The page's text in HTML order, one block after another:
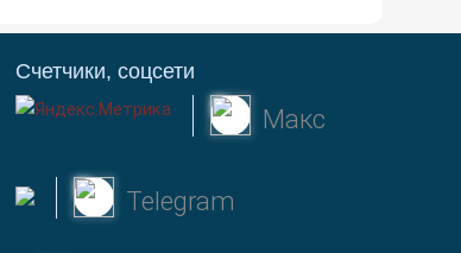
Счетчики, соцсети
Макс
Telegram